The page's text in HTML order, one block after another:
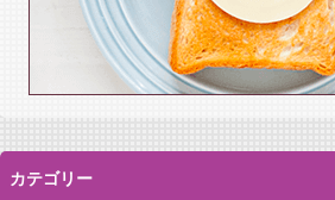
カテゴリー